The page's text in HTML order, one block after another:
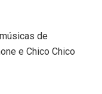
de
e Chico Chico